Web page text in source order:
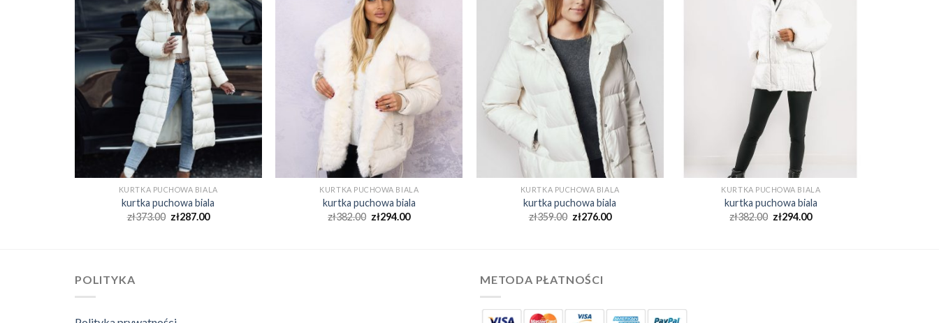
KURTKA PUCHOWA BIALA
kurtka puchowa biala
zł373.00 zł287.00
KURTKA PUCHOWA BIALA
kurtka puchowa biala
zł382.00 zł294.00
KURTKA PUCHOWA BIALA
kurtka puchowa biala
zł359.00 zł276.00
KURTKA PUCHOWA BIALA
kurtka puchowa biala
zł382.00 zł294.00
POLITYKA METODA PŁATNOŚCI